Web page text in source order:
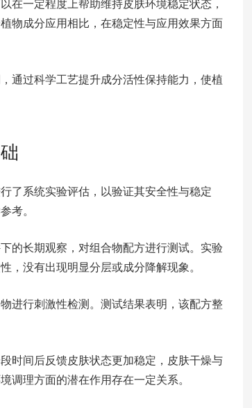
在一定程度上帮助维持皮肤环境稳定状态，
物成分应用相比，在稳定性与应用效果方面
通过科学工艺提升成分活性保持能力，使植
了系统实验评估，以验证其安全性与稳定
考。
的长期观察，对组合物配方进行测试。实验
，没有出现明显分层或成分降解现象。
进行刺激性检测。测试结果表明，该配方整
时间后反馈皮肤状态更加稳定，皮肤干燥与
调理方面的潜在作用存在一定关系。